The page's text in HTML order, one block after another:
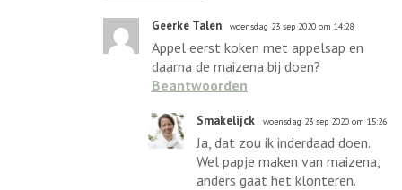
Geerke Talen woensdag 23 sep 2020 om 14:28
Appel eerst koken met appelsap en
daarna de maizena bij doen?
Beantwoorden
Smakelijck woensdag 23 sep 2020 om 15:26
Ja, dat zou ik inderdaad doen.
Wel papje maken van maizena,
anders gaat het klonteren.